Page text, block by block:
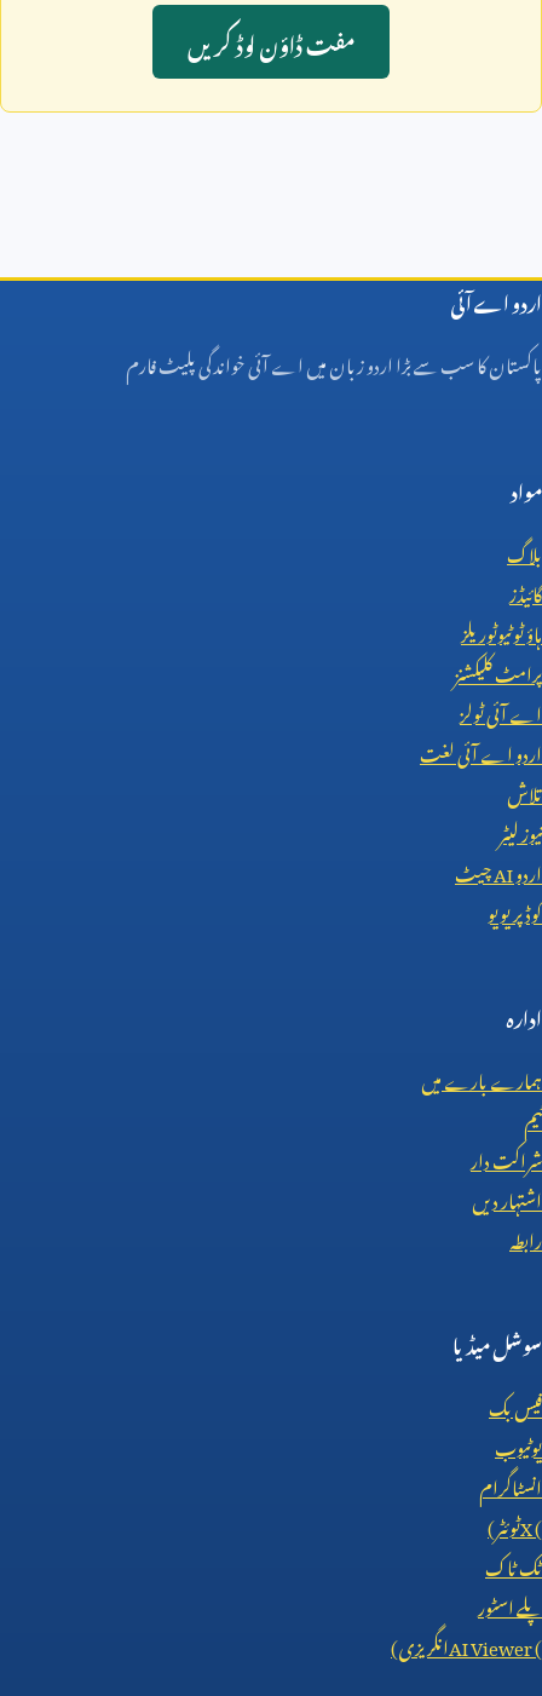
مفت ڈاؤن لوڈ کريں
اردو اے آئی
پاکستان کا سب سے بڑا اردو زبان میں اے آئی خواندگی پلیٹ فارم
مواد
بلاگ
گائیڈز
ہاؤ ٹو ٹیوٹوریلز
پرامٹ کلیکشنز
اے آئی ٹولز
اردو اے آئی لغت
تلاش
نیوز لیٹر
اردوAIچیٹ
کوڈ پریویو
ادارہ
ہمارے بارے میں
ٹیم
شراکت دار
اشتہار دیں
رابطہ
سوشل میڈیا
فیس بک
یوٹیوب
انسٹاگرام
X (ٹوئٹر)
ٹک ٹاک
پلے اسٹور
AI Viewer (انگریزی)